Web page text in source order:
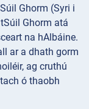
Ghorm (Syri i
Ghorm atá
na hAlbáine.
ar a dhath gorm
ag cruthú
ó thaobh